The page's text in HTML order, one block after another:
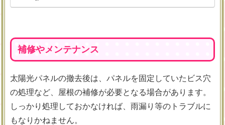
補修やメンテナンス
太陽光パネルの撤去後は、パネルを固定していたビス穴
の処理など、屋根の補修が必要となる場合があります。
しっかり処理しておかなければ、雨漏り等のトラブルに
もなりかねません。